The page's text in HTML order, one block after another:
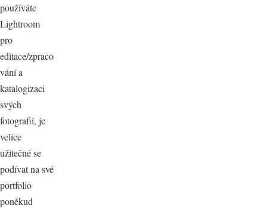
používáte
Lightroom
pro
editace/zpraco
vání a
katalogizaci
svých
fotografií, je
velice
užitečné se
podívat na své
portfolio
poněkud